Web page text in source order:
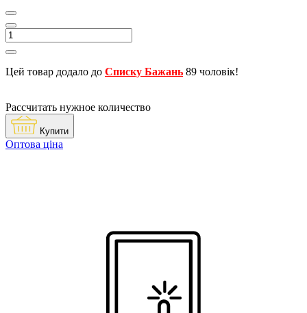
Цей товар додало до Списку Бажань 89 чоловік!
Рассчитать нужное количество
Купити
Оптова ціна